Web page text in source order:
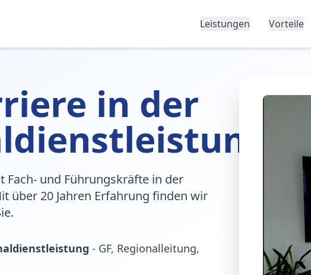
Leistungen Vorteile
in der
und Führungskräfte in der
über 20 Jahren Erfahrung finden wir
- GF, Regionalleitung,